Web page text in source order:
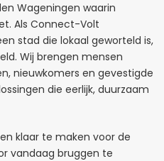
Wageningen waarin
Als Connect-Volt
stad die lokaal geworteld is,
Wij brengen mensen
nieuwkomers en gevestigde
die eerlijk, duurzaam
klaar te maken voor de
vandaag bruggen te